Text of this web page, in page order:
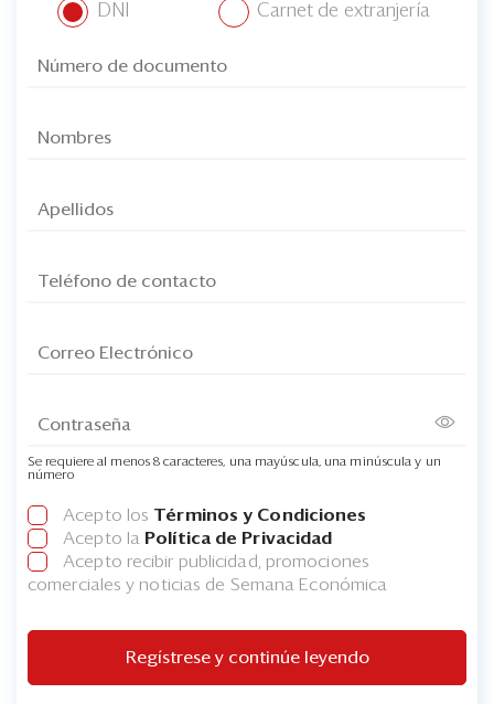
DNI Carnet de extranjería
Se requiere al menos 8 caracteres, una mayúscula, una minúscula y un
número
Acepto los Términos y Condiciones
Acepto la Política de Privacidad
Acepto recibir publicidad, promociones
comerciales y noticias de Semana Económica
Regístrese y continúe leyendo